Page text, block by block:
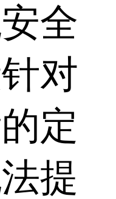
全
对
定
提